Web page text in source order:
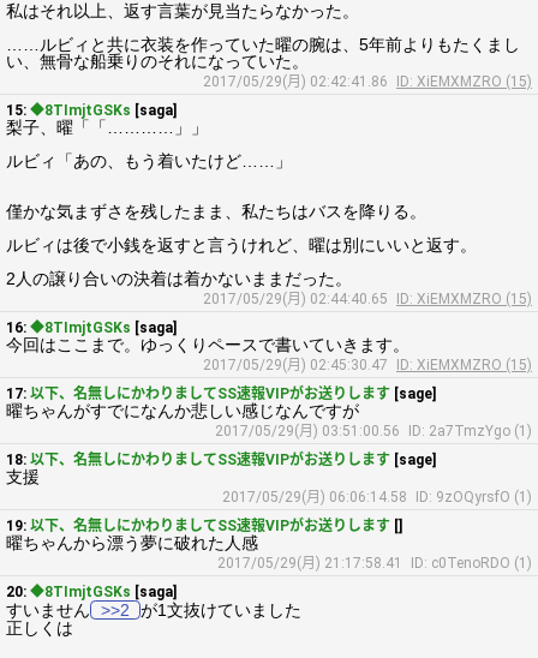
私はそれ以上、返す言葉が見当たらなかった。
……ルビィと共に衣装を作っていた曜の腕は、5年前よりもたくまし
い、無骨な船乗りのそれになっていた。
2017/05/29(月) 02:42:41.86
ID: XiEMXMZRO (15)
15: ◆8TImjtGSKs [saga]
梨子、曜「「…………」」
ルビィ「あの、もう着いたけど……」
僅かな気まずさを残したまま、私たちはバスを降りる。
ルビィは後で小銭を返すと言うけれど、曜は別にいいと返す。
2人の譲り合いの決着は着かないままだった。
2017/05/29(月) 02:44:40.65
ID: XiEMXMZRO (15)
16: ◆8TImjtGSKs [saga]
今回はここまで。ゆっくりペースで書いていきます。
2017/05/29(月) 02:45:30.47
ID: XiEMXMZRO (15)
17: 以下、名無しにかわりましてSS速報VIPがお送りします [sage]
曜ちゃんがすでになんか悲しい感じなんですが
2017/05/29(月) 03:51:00.56
ID: 2a7TmzYgo (1)
18: 以下、名無しにかわりましてSS速報VIPがお送りします [sage]
支援
2017/05/29(月) 06:06:14.58
ID: 9zOQyrsfO (1)
19: 以下、名無しにかわりましてSS速報VIPがお送りします []
曜ちゃんから漂う夢に破れた人感
2017/05/29(月) 21:17:58.41
ID: c0TenoRDO (1)
20: ◆8TImjtGSKs [saga]
すいません >>2
が1文抜けていました
正しくは